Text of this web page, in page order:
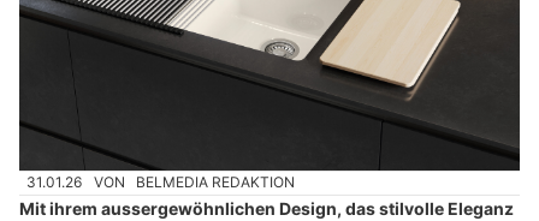
31.01.26 VON BELMEDIA REDAKTION
Mit ihrem aussergewöhnlichen Design, das stilvolle Eleganz